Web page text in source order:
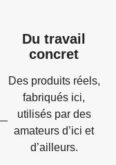
Du travail
concret
Des produits réels,
fabriqués ici,
utilisés par des
amateurs d’ici et
d’ailleurs.